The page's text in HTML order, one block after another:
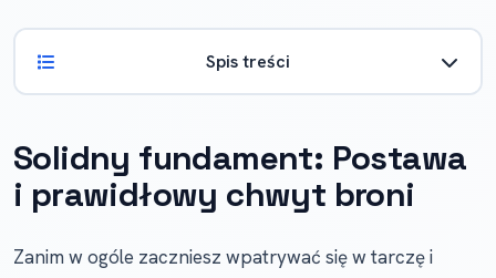
Spis treści
Solidny fundament: Postawa
i prawidłowy chwyt broni
Zanim w ogóle zaczniesz wpatrywać się w tarczę i